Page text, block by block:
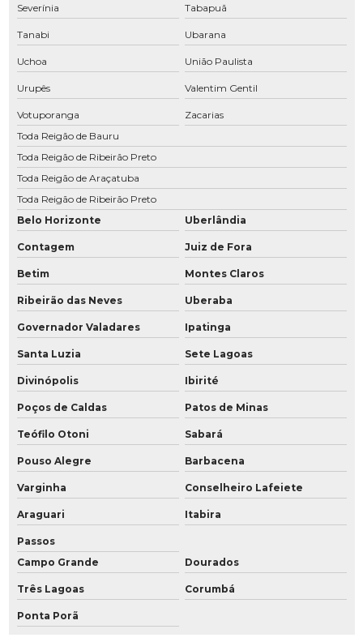
Manutenção de compressor em Bauru
Manutenção de compressor em Jau
Manutenção de compressor Metalplam
Manutenção compressor Metalplan
Manutenção compressor parafuso
Manutenção de compressor em Ribeirão Preto
Manutenção de compressor em Rio Preto
Manutenção de compressor Schulz
Manutenção de compressor Sullair
Manutenção de compressores de ar atlas copco
Manutenção compressores de ar comprimido
Manutenção de compressores de ar Schulz
Manutenção de compressores em Araraquara
Manutenção de compressores industriais
Manutenção de compressores em São José do Rio Preto
Manutenção de compressores Schulz
Severínia Tabapuã
Tanabi Ubarana
Uchoa União Paulista
Urupês Valentim Gentil
Votuporanga
Zacarias
Toda Reigão de Bauru
Toda Reigão de Ribeirão Preto
Toda Reigão de Araçatuba
Toda Reigão de Ribeirão Preto
Belo Horizonte
Uberlândia
Contagem Juiz de Fora
Betim Montes Claros
Ribeirão das Neves Uberaba
Governador Valadares Ipatinga
Santa Luzia Sete Lagoas
Divinópolis Ibirité
Poços de Caldas Patos de Minas
Teófilo Otoni Sabará
Pouso Alegre Barbacena
Varginha Conselheiro Lafeiete
Araguari Itabira
Passos
Campo Grande
Dourados
Três Lagoas Corumbá
Ponta Porã